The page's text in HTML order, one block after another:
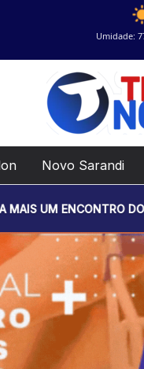
Umidade:
Novo Sarandi
DO